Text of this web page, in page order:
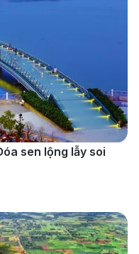
chính thức của Costa
chính là chìa khóa
các rào cản thanh
tin về tiền tệ và
sen lộng lẫy soi